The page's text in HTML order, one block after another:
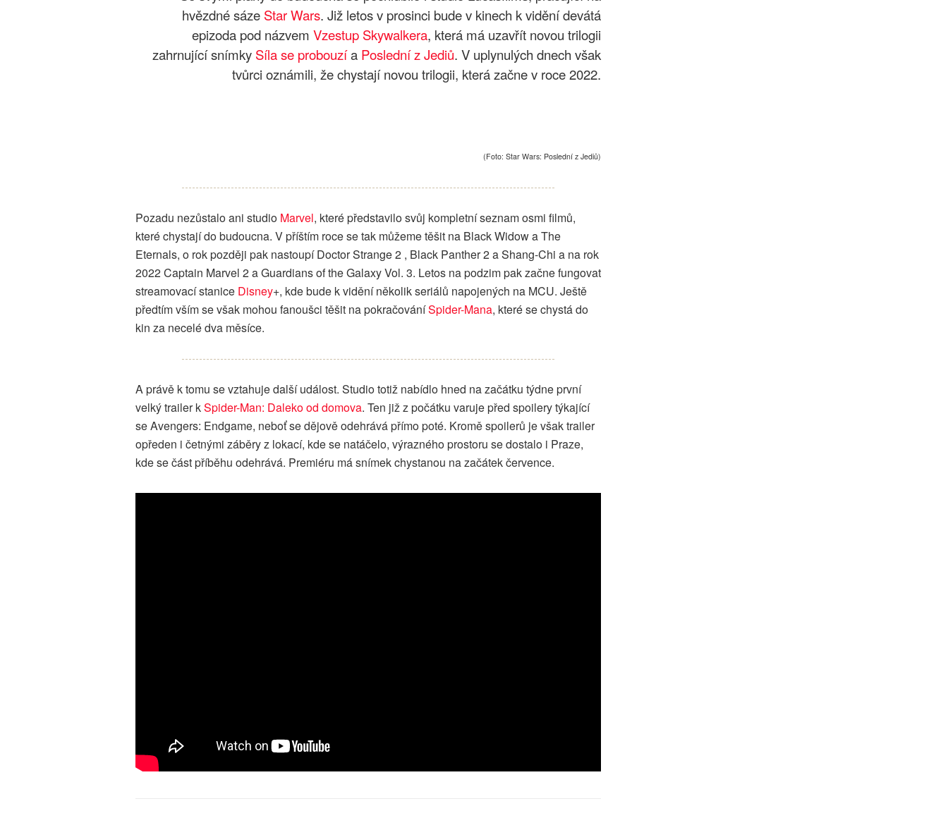
hvězdné sáze Star Wars. Již letos v prosinci bude v kinech k vidění devátá
epizoda pod názvem Vzestup Skywalkera, která má uzavřít novou trilogii
zahrnující snímky Síla se probouzía Poslední z Jediů. V uplynulých dnech však
tvůrci oznámili, že chystají novou trilogii, která začne v roce 2022.
(Foto: Star Wars: Poslední z Jediů)
Pozadu nezůstalo ani studio Marvel, které představilo svůj kompletní seznam osmi filmů,
které chystají do budoucna. V příštím roce se tak můžeme těšit na Black Widow a The
Eternals, o rok později pak nastoupí Doctor Strange 2 , Black Panther 2 a Shang-Chi a na rok
2022 Captain Marvel 2 a Guardians of the Galaxy Vol. 3. Letos na podzim pak začne fungovat
streamovací stanice Disney+, kde bude k vidění několik seriálů napojených na MCU. Ještě
předtím vším se však mohou fanoušci těšit na pokračováníSpider-Mana, které se chystá do
kin za necelé dva měsíce.
A právě k tomu se vztahuje další událost. Studio totiž nabídlo hned na začátku týdne první
velký trailer kSpider-Man: Daleko od domova. Ten již z počátku varuje před spoilery týkající
se Avengers: Endgame, neboť se dějově odehrává přímo poté. Kromě spoilerů je však trailer
opředen i četnými záběry z lokací, kde se natáčelo, výrazného prostoru se dostalo i Praze,
kde se část příběhu odehrává. Premiéru má snímek chystanou na začátek července.